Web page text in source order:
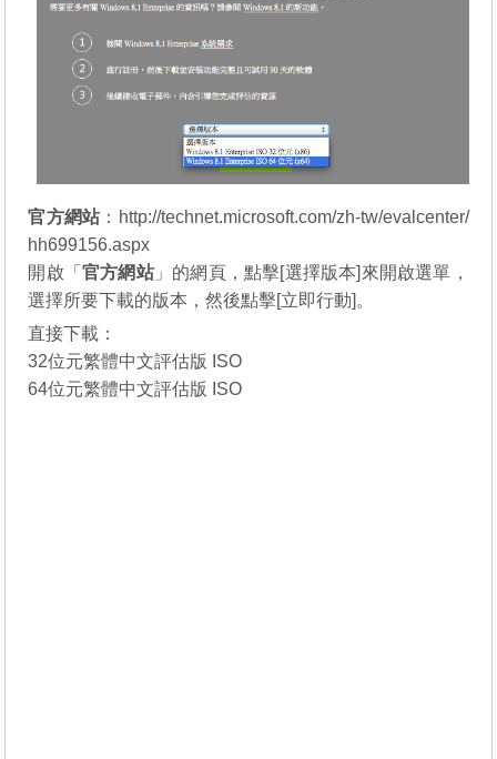
官方網站：http://technet.microsoft.com/zh-tw/evalcenter/
hh699156.aspx
開啟「官方網站」的網頁，點擊[選擇版本]來開啟選單，
選擇所要下載的版本，然後點擊[立即行動]。
直接下載：
32位元繁體中文評估版 ISO
64位元繁體中文評估版 ISO